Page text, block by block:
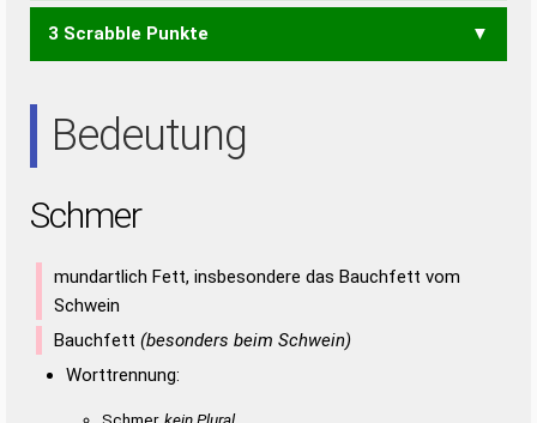
EHR HER REH RHE
3 Scrabble Punkte
Bedeutung
Schmer
mundartlich Fett, insbesondere das Bauchfett vom
Schwein
Bauchfett (besonders beim Schwein)
Worttrennung: